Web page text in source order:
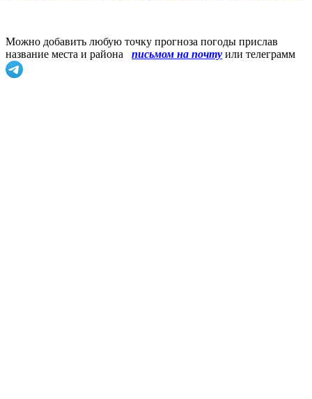
Можно добавить любую точку прогноза погоды прислав
название места и района
письмом на почту или телеграмм